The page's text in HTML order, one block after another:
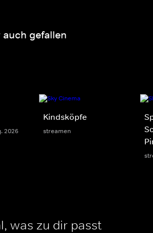
gefallen
2026
Kindsköpfe
streamen
was zu dir passt